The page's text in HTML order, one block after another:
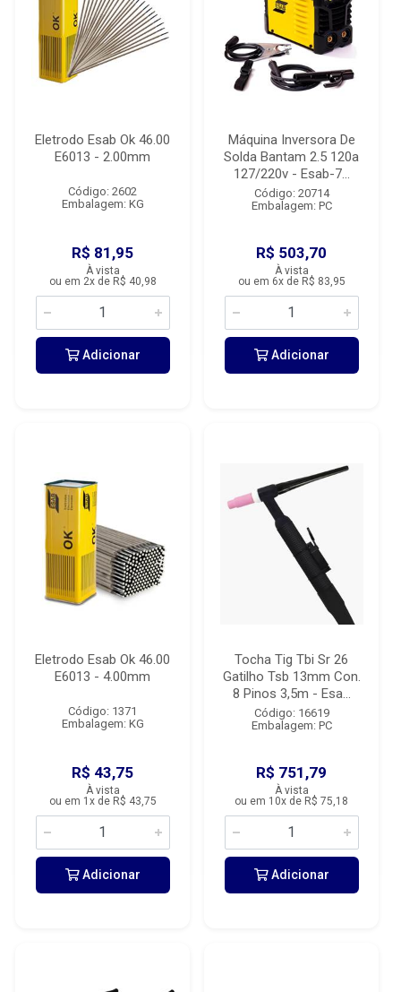
Eletrodo Esab Ok 46.00
E6013 - 2.00mm
Código: 2602
Embalagem: KG
R$ 81,95
À vista
ou em 2x de R$ 40,98
Adicionar
Máquina Inversora De
Solda Bantam 2.5 120a
127/220v - Esab-7...
Código: 20714
Embalagem: PC
R$ 503,70
À vista
ou em 6x de R$ 83,95
Adicionar
Eletrodo Esab Ok 46.00
E6013 - 4.00mm
Código: 1371
Embalagem: KG
R$ 43,75
À vista
ou em 1x de R$ 43,75
Adicionar
Tocha Tig Tbi Sr 26
Gatilho Tsb 13mm Con.
8 Pinos 3,5m - Esa...
Código: 16619
Embalagem: PC
R$ 751,79
À vista
ou em 10x de R$ 75,18
Adicionar